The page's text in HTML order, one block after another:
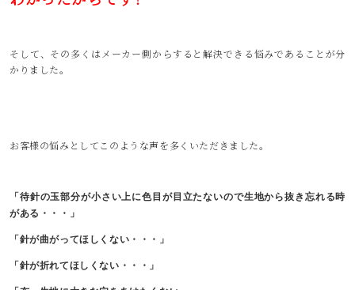
そして、その多くはメーカー側からすると解決できる悩みであることが分
かりました。
お客様の悩みとしてこのような声を多くいただきました。
「待針の玉部分が小さい上に色目が目立たないので生地から抜き忘れる時
がある・・・」
「針が曲がってほしくない・・・」
「針が折れてほしくない・・・」